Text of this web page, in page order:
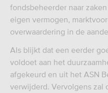
fondsbeheerder naar
eigen vermogen,
overwaardering in de
Als blijkt dat een eerder
voldoet aan het
afgekeurd en uit het ASN
verwijderd. Vervolgens zal